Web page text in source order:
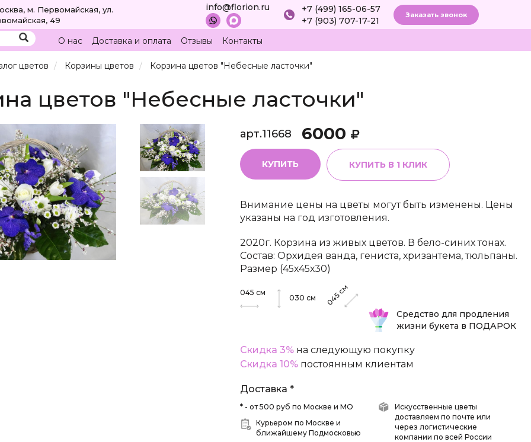
м. Первомайская, ул.
49
info@florion.ru
+7 (499) 165-06-57
+7 (903) 707-17-21
Заказать звонок
О нас Доставка и оплата Отзывы Контакты
цветов Корзины цветов Корзина цветов "Небесные ласточки"
цветов "Небесные ласточки"
арт.11668 6000
КУПИТЬ КУПИТЬ В 1 КЛИК
Внимание цены на цветы могут быть изменены. Цены
указаны на год изготовления.
2020г. Корзина из живых цветов. В бело-синих тонах.
Состав: Орхидея ванда, гениста, хризантема, тюльпаны.
Размер (45х45х30)
045 см
030 см 045
см
Средство для продления
жизни букета в ПОДАРОК
Скидка 3% на следующую покупку
Скидка 10% постоянным клиентам
Доставка *
* - от 500 руб по Москве и МО
Курьером по Москве и
ближайшему Подмосковью
Искусственные цветы
доставляем по почте или
через логистические
компании по всей России